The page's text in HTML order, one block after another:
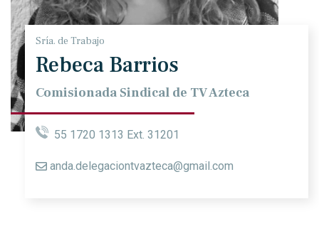
Sría. de Trabajo
Rebeca Barrios
Comisionada Sindical de TV Azteca
55 1720 1313 Ext. 31201
anda.delegaciontvazteca@gmail.com